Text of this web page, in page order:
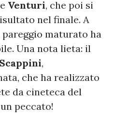
Venturi, che poi si
nel finale. A
pareggio maturato ha
Una nota lieta: il
,
che ha realizzato
da cineteca del
peccato!